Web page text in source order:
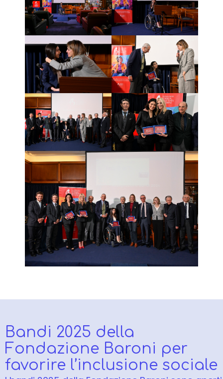
Bandi 2025 della
Fondazione Baroni per
favorire l’inclusione sociale